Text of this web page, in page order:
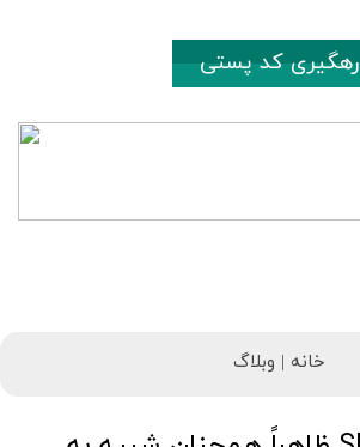
رهگیری کد پستی
خانه | وبلاگ